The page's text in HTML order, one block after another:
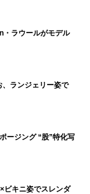
・ラウールがモデル
、ランジェリー姿で
ージング “股”特化写
ビキニ姿でスレンダ